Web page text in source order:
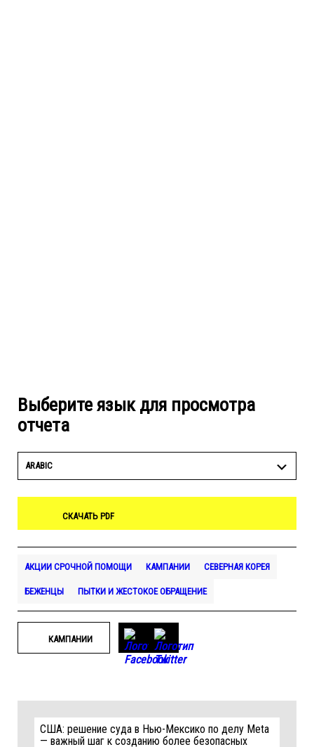
Выберите язык для просмотра
отчета
ARABIC
СКАЧАТЬ PDF
АКЦИИ СРОЧНОЙ ПОМОЩИ КАМПАНИИ СЕВЕРНАЯ КОРЕЯ
БЕЖЕНЦЫ ПЫТКИ И ЖЕСТОКОЕ ОБРАЩЕНИЕ
КАМПАНИИ
США: решение суда в Нью-Мексико по делу Meta
— важный шаг к созданию более безопасных